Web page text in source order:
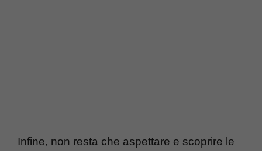
Infine, non resta che aspettare e scoprire le